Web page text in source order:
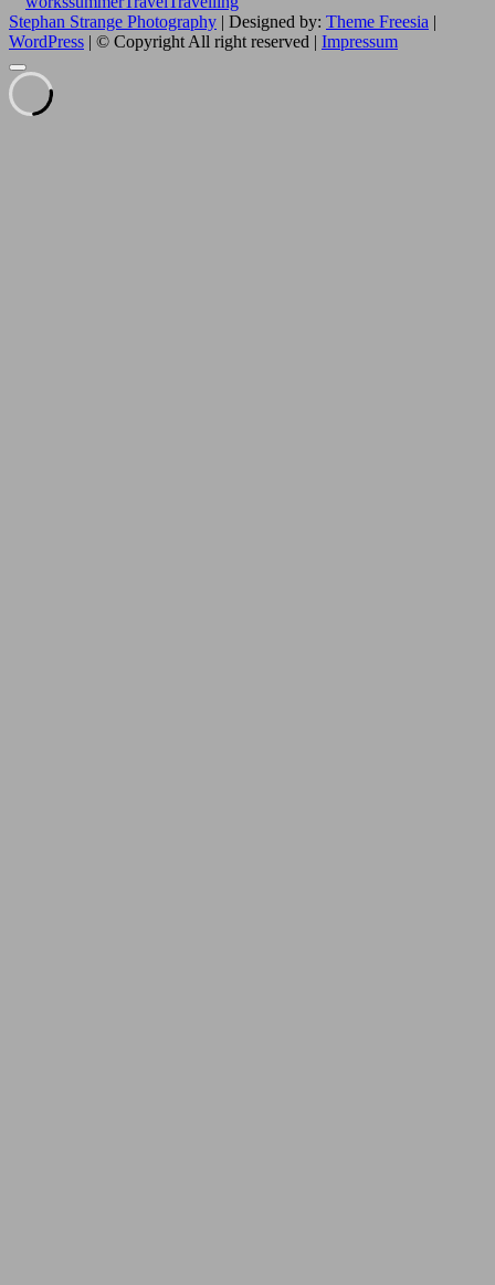
Stephan Strange Photography | Designed by: Theme Freesia |
WordPress | © Copyright All right reserved | Impressum